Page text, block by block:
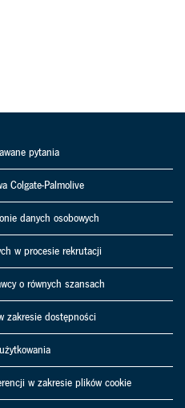
pytania
Colgate-Palmolive
danych osobowych
w procesie rekrutacji
o równych szansach
zakresie dostępności
w zakresie plików cookie